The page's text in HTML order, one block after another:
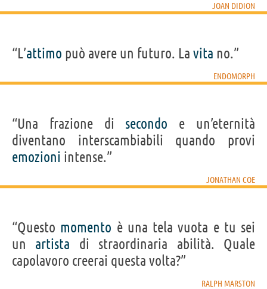
JOAN DIDION
“L’attimo può avere un futuro. La vita no.”
ENDOMORPH
“Una frazione di secondo e un’eternità
diventano interscambiabili quando provi
emozioni intense.”
JONATHAN COE
“Questo momento è una tela vuota e tu sei
un artista di straordinaria abilità. Quale
capolavoro creerai questa volta?”
RALPH MARSTON